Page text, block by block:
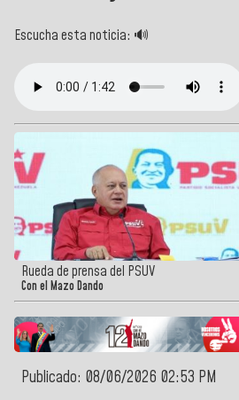
Escucha esta noticia: 🔊
Rueda de prensa del PSUV
Con el Mazo Dando
Publicado: 08/06/2026 02:53 PM